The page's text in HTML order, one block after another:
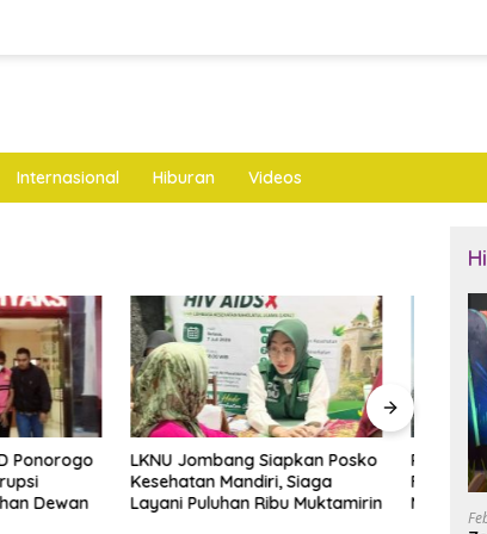
Internasional Hiburan Videos
Posko
Siaga
Muktamirin
Pembangunan Amphitheater,
Fasad, dan Akses Masuk
Museum Sri Aji Joyoboyo